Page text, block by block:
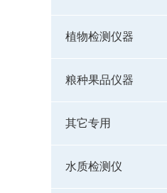
植物检测仪器
粮种果品仪器
其它专用
水质检测仪